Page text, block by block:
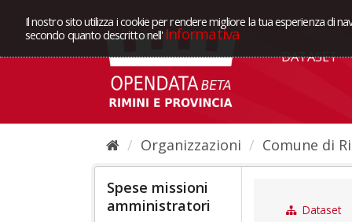
Il nostro sito utilizza i cookie per rendere migliore la tua esperienza di
secondo quanto descritto nell' Informativa
DATASET
Organizzazioni Comune di
Spese missioni
amministratori
Dataset